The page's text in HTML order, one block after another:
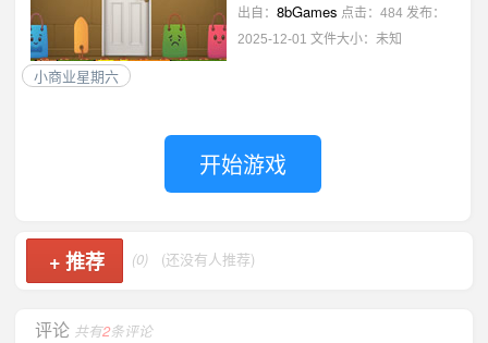
出自： 8bGames 点击：484 发布：
2025-12-01 文件大小：未知
小商业星期六
开始游戏
+推荐 (0) (还没有人推荐)
评论 共有2条评论